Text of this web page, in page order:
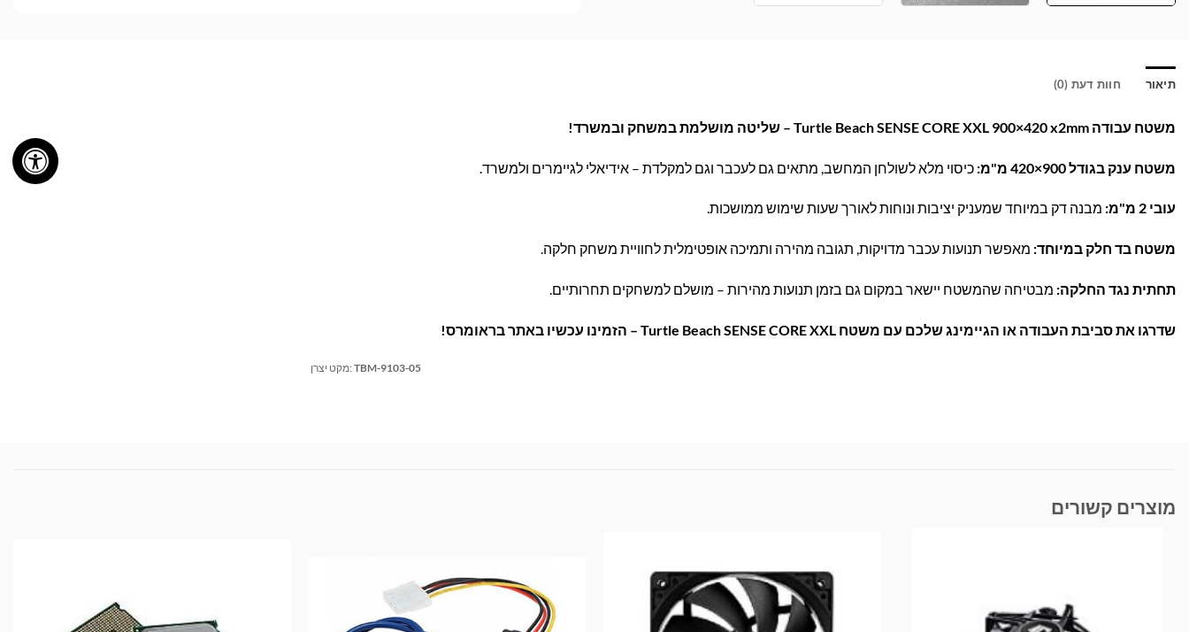
תיאור חוות דעת (0)
משטח עבודה Turtle Beach SENSE CORE XXL 900×420 x2mm – שליטה מושלמת במשחק ובמשרד!
משטח ענק בגודל 900×420 מ"מ: כיסוי מלא לשולחן המחשב, מתאים גם לעכבר וגם למקלדת – אידיאלי לגיימרים ולמשרד.
עובי 2 מ"מ: מבנה דק במיוחד שמעניק יציבות ונוחות לאורך שעות שימוש ממושכות.
משטח בד חלק במיוחד: מאפשר תנועות עכבר מדויקות, תגובה מהירה ותמיכה אופטימלית לחוויית משחק חלקה.
תחתית נגד החלקה: מבטיחה שהמשטח יישאר במקום גם בזמן תנועות מהירות – מושלם למשחקים תחרותיים.
שדרגו את סביבת העבודה או הגיימינג שלכם עם משטח Turtle Beach SENSE CORE XXL – הזמינו עכשיו באתר בראומרס!
מקט יצרן: TBM-9103-05
מוצרים קשורים